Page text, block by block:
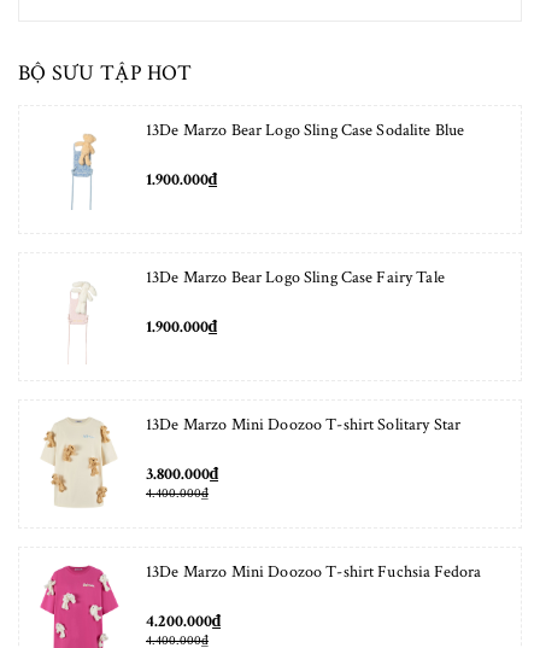
BỘ SƯU TẬP HOT
13De Marzo Bear Logo Sling Case Sodalite Blue
1.900.000₫
13De Marzo Bear Logo Sling Case Fairy Tale
1.900.000₫
13De Marzo Mini Doozoo T-shirt Solitary Star
3.800.000₫
4.400.000₫
13De Marzo Mini Doozoo T-shirt Fuchsia Fedora
4.200.000₫
4.400.000₫